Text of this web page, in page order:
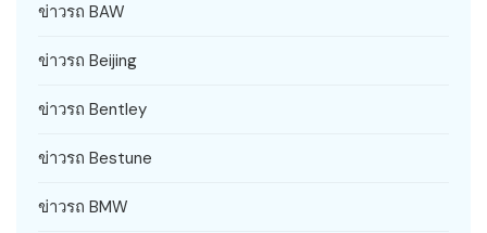
ข่าวรถ BAW
ข่าวรถ Beijing
ข่าวรถ Bentley
ข่าวรถ Bestune
ข่าวรถ BMW